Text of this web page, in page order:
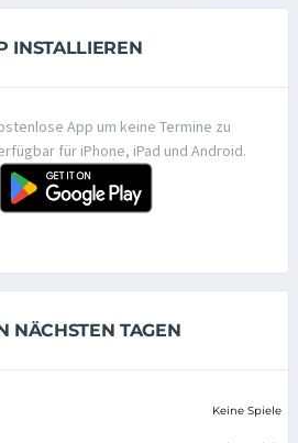
INSTALLIEREN
App um keine Termine zu
für iPhone, iPad und Android.
NÄCHSTEN TAGEN
Keine Spiele